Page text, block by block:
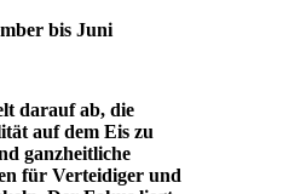
bis Juni
darauf ab, die
auf dem Eis zu
ganzheitliche
für Verteidiger und